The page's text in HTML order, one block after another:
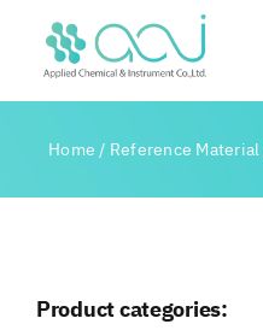
content
Home/ Reference Material
Product categories: